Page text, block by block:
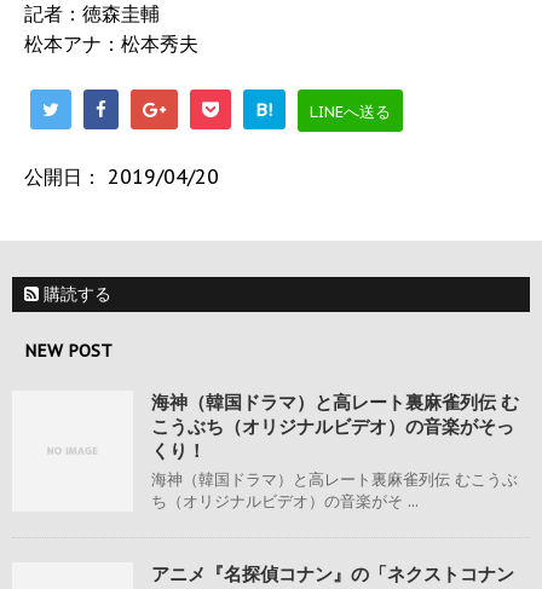
記者：徳森圭輔
松本アナ：松本秀夫
B! LINEへ送る
公開日： 2019/04/20
購読する
NEW POST
海神（韓国ドラマ）と高レート裏麻雀列伝 む
こうぶち（オリジナルビデオ）の音楽がそっ
くり！
海神（韓国ドラマ）と高レート裏麻雀列伝 むこうぶ
ち（オリジナルビデオ）の音楽がそ ...
アニメ『名探偵コナン』の「ネクストコナン